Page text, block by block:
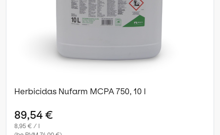
Herbicidas Nufarm MCPA 750, 10 l
89,54 €
8,95 € / l